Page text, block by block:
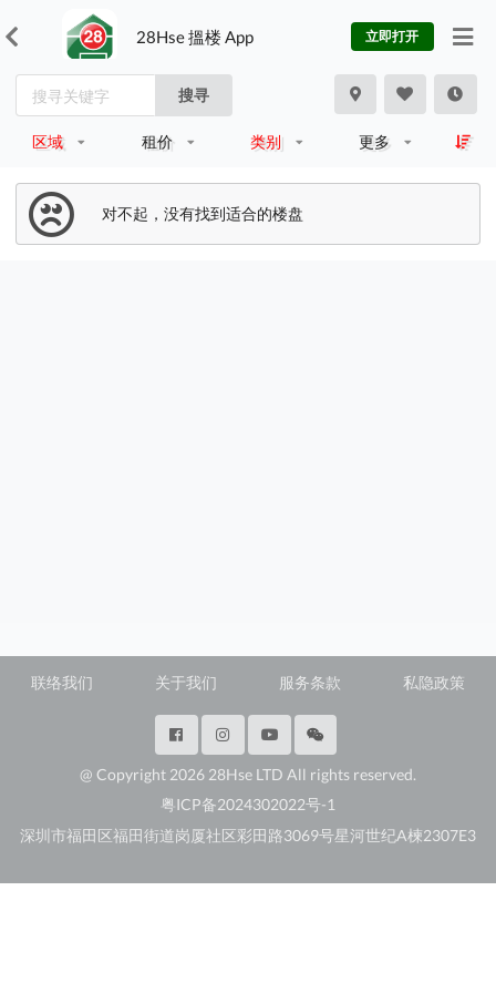
28Hse 搵楼 App 立即打开
搜寻
区域 租价 类别 更多
对不起，没有找到适合的楼盘
联络我们 关于我们 服务条款 私隐政策
@ Copyright 2026 28Hse LTD All rights reserved.
粤ICP备2024302022号-1
深圳市福田区福田街道岗厦社区彩田路3069号星河世纪A楝2307E3